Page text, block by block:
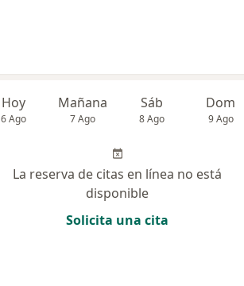
Hoy
6 Ago
Mañana
7 Ago
Sáb
8 Ago
Dom
9 Ago
La reserva de citas en línea no está
disponible
Solicita una cita